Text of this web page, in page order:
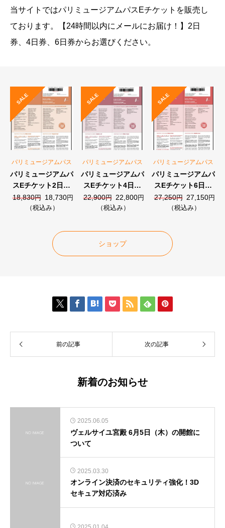
当サイトではパリミュージアムパスEチケットを販売し
ております。【24時間以内にメールにお届け！】2日
券、4日券、6日券からお選びください。
パリミュージアムパス
パリミュージアムパ
スEチケット2日券
（48時間）
18,830円
元
の
18,830
た。
18,730円
現
在
す。
（税込み）
SALE
パリミュージアムパス
パリミュージアムパ
スEチケット4日券
（96時間）
22,900円
元
の
格
は
た。
22,800円
現
在
価
格
す。
（税込み）
SALE
パリミュージアムパス
パリミュージアムパ
スEチケット6日券
（144時間）
27,250円
元
の
27,150円
現
在
（税込み）
SALE
ショップ
      
前の記事 次の記事
新着のお知らせ
2025.06.05
ヴェルサイユ宮殿 6月5日（木）の開館に
ついて
2025.03.30
オンライン決済のセキュリティ強化！3D
セキュア対応済み